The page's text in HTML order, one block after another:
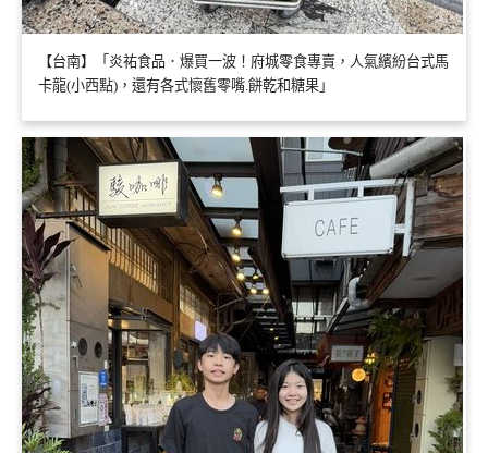
【台南】「炎祐食品．爆買一波！府城零食專賣，人氣繽紛台式馬
卡龍(小西點)，還有各式懷舊零嘴.餅乾和糖果」